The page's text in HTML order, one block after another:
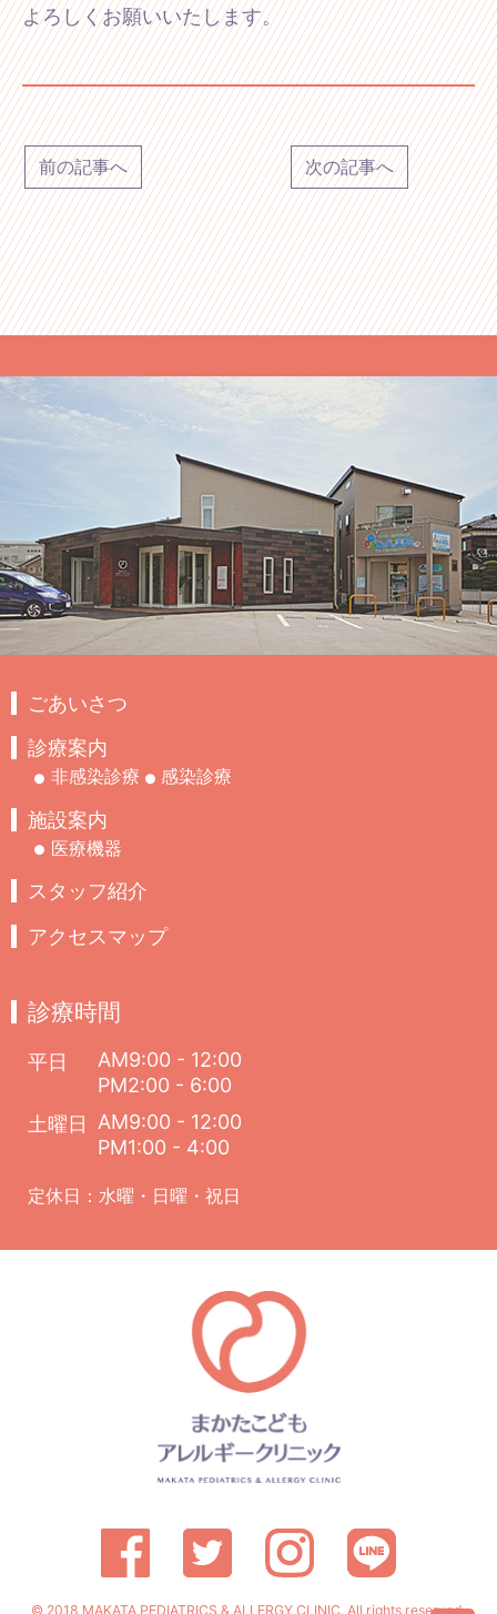
よろしくお願いいたします。
前の記事へ 次の記事へ
ごあいさつ
診療案内
非感染診療 感染診療
施設案内
医療機器
スタッフ紹介
アクセスマップ
診療時間
平日
AM9:00 - 12:00
PM2:00 - 6:00
土曜日
AM9:00 - 12:00
PM1:00 - 4:00
定休日：水曜・日曜・祝日
© 2018 MAKATA PEDIATRICS & ALLERGY CLINIC. All rights reserved.